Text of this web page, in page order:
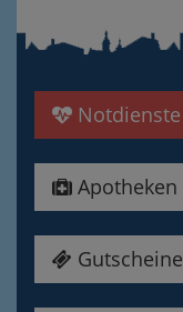
Notdienste
Apotheken
Gutscheine